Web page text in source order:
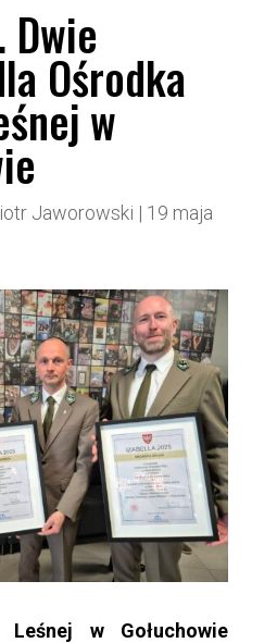
Dwie
Ośrodka
w
Jaworowski | 19 maja
Leśnej w Gołuchowie